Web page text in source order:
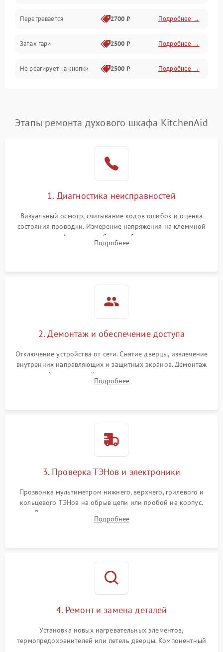
Перегревается 2700 ₽ Подробнее →
Запах гари 2500 ₽ Подробнее →
Не реагирует на кнопки 2500 ₽ Подробнее →
Этапы ремонта духового шкафа KitchenAid
1. Диагностика неисправностей
Визуальный осмотр, считывание кодов ошибок и оценка
состояния проводки. Измерение напряжения на клеммной
колодке. Анализ жалоб на проблемы с нагревом,
конвекцией, панелью управления или блокировкой дверцы.
Подробнее
2. Демонтаж и обеспечение доступа
Отключение устройства от сети. Снятие дверцы, извлечение
внутренних направляющих и защитных экранов. Демонтаж
задней или верхней панели для прямого доступа к
нагревательным элементам, плате и вентиляторам.
Подробнее
3. Проверка ТЭНов и электроники
Прозвонка мультиметром нижнего, верхнего, грилевого и
кольцевого ТЭНов на обрыв цепи или пробой на корпус.
Диагностика термостата, датчиков температуры,
переключателя режимов и мотора конвекции.
Подробнее
4. Ремонт и замена деталей
Установка новых нагревательных элементов,
термопредохранителей или петель дверцы. Компонентный